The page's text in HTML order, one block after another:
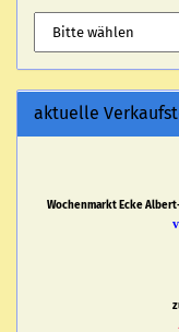
aktuelle
Wochenmarkt Ecke